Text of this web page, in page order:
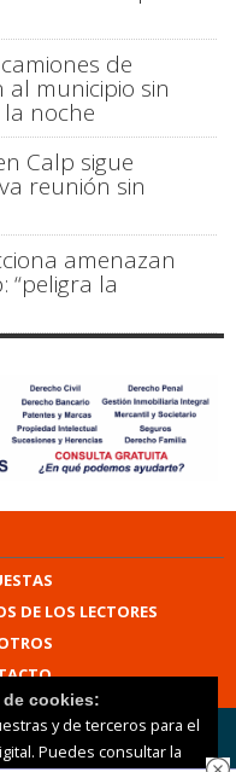
de
municipio sin
noche
Calp sigue
reunión sin
amenazan
“peligra la
DE LOS LECTORES
cookies:
y de terceros para el
Puedes consultar la